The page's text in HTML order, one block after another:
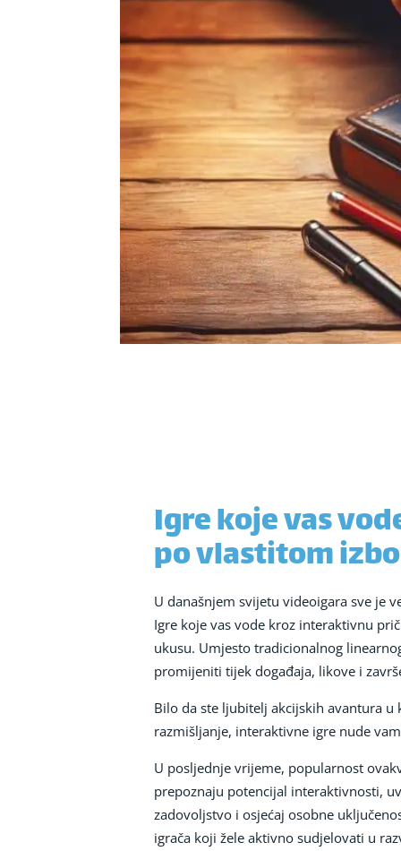
Igre koje vas
po vlastitom
U današnjem svijetu videoigara sve je
Igre koje vas vode kroz interaktivnu
ukusu. Umjesto tradicionalnog
promijeniti tijek događaja, likove i
Bilo da ste ljubitelj akcijskih avantura
razmišljanje, interaktivne igre nude
U posljednje vrijeme, popularnost
prepoznaju potencijal interaktivnosti,
zadovoljstvo i osjećaj osobne
igrača koji žele aktivno sudjelovati u